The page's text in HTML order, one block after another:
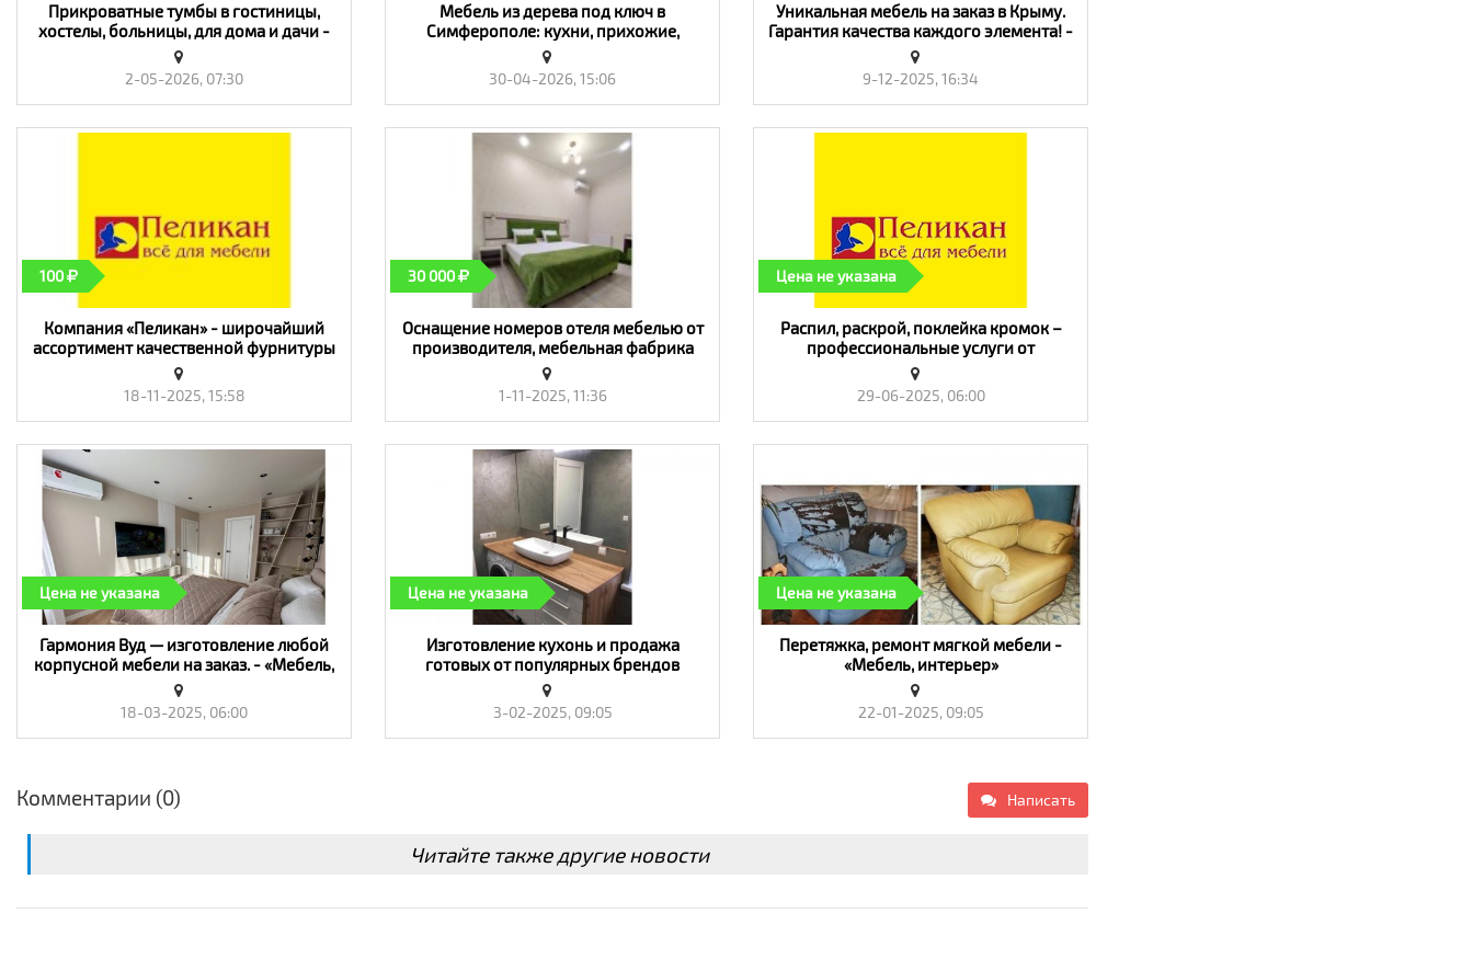
Прикроватные тумбы в гостиницы,
хостелы, больницы, для дома и дачи -
«Мебель, интерьер»
2-05-2026, 07:30
Мебель из дерева под ключ в
Симферополе: кухни, прихожие,
мебель для спальни - «Мебель,
интерьер»
30-04-2026, 15:06
Уникальная мебель на заказ в Крыму.
Гарантия качества каждого элемента! -
«Мебель, интерьер»
9-12-2025, 16:34
100
​Компания «Пеликан» - широчайший
ассортимент качественной фурнитуры
для производства мебели - «Мебель,
интерьер»
18-11-2025, 15:58
30 000
Оснащение номеров отеля мебелью от
производителя, мебельная фабрика
Компасс стиль - «Мебель, интерьер»
1-11-2025, 11:36
Цена не указана
​Распил, раскрой, поклейка кромок –
профессиональные услуги от
специалистов! Оперативно!
Качественно - «Мебель, интерьер»
29-06-2025, 06:00
Цена не указана
Гармония Вуд — изготовление любой
корпусной мебели на заказ. - «Мебель,
интерьер»
18-03-2025, 06:00
Цена не указана
Изготовление кухонь и продажа
готовых от популярных брендов
России в Симферополе - «Мебель,
интерьер»
3-02-2025, 09:05
Цена не указана
Перетяжка, ремонт мягкой мебели -
«Мебель, интерьер»
22-01-2025, 09:05
Комментарии (0) Написать
Читайте также другие новости